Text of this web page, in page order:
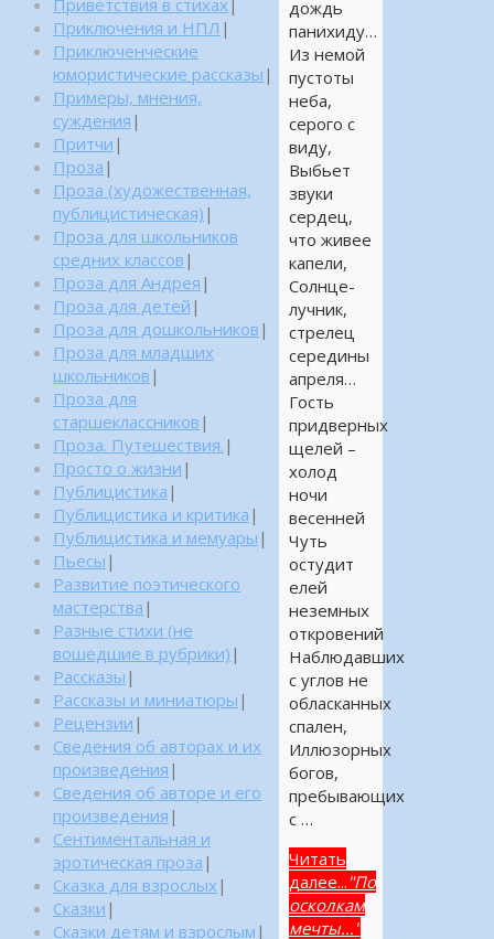
дождь
панихиду…
Из немой
пустоты
неба,
серого с
виду,
Выбьет
звуки
сердец,
что живее
капели,
Солнце-
лучник,
стрелец
середины
апреля…
Гость
придверных
щелей –
холод
ночи
весенней
Чуть
остудит
елей
неземных
откровений
Наблюдавших
с углов не
обласканных
спален,
Иллюзорных
богов,
пребывающих
с …
Читать
далее... "По
осколкам
мечты…"
Приветствия в стихах
Приключения и НПЛ |
Приключенческие
юмористические рассказы |
Примеры, мнения,
суждения |
Притчи |
Проза |
Проза (художественная,
публицистическая) |
Проза для школьников
средних классов |
Проза для Андрея |
Проза для детей |
Проза для дошкольников |
Проза для младших
школьников |
Проза для
старшеклассников |
Проза. Путешествия. |
Просто о жизни |
Публицистика |
Публицистика и критика |
Публицистика и мемуары |
Пьесы |
Развитие поэтического
мастерства |
Разные стихи (не
вошедшие в рубрики) |
Рассказы |
Рассказы и миниатюры |
Рецензии |
Сведения об авторах и их
произведения |
Сведения об авторе и его
произведения |
Сентиментальная и
эротическая проза |
Сказка для взрослых |
Сказки |
Сказки детям и взрослым |